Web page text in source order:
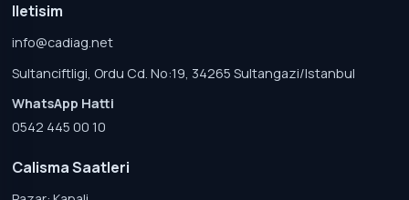
Iletisim
info@cadiag.net
Sultanciftligi, Ordu Cd. No:19, 34265 Sultangazi/Istanbul
WhatsApp Hatti
0542 445 00 10
Calisma Saatleri